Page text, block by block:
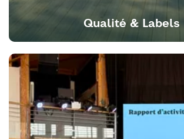
Qualité & Labels